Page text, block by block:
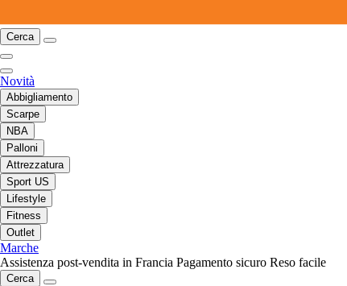
Cerca
Novità
Abbigliamento
Scarpe
NBA
Palloni
Attrezzatura
Sport US
Lifestyle
Fitness
Outlet
Marche
Assistenza post-vendita in Francia Pagamento sicuro Reso facile
Cerca